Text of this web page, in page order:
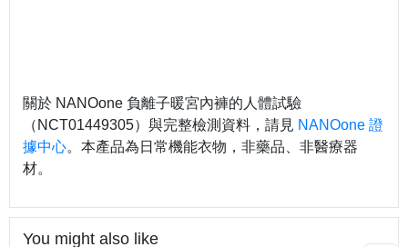
關於 NANOone 負離子暖宮內褲的人體試驗
（NCT01449305）與完整檢測資料，請見 NANOone 證
據中心。本產品為日常機能衣物，非藥品、非醫療器
材。
You might also like